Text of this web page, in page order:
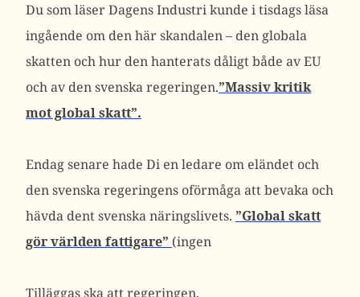
Du som läser Dagens Industri kunde i tisdags läsa
ingående om den här skandalen – den globala
skatten och hur den hanterats dåligt både av EU
och av den svenska regeringen.”Massiv kritik
mot global skatt”.
Endag senare hade Di en ledare om eländet och
den svenska regeringens oförmåga att bevaka och
hävda dent svenska näringslivets. ”Global skatt
gör världen fattigare” (ingen
Tilläggas ska att regeringen,